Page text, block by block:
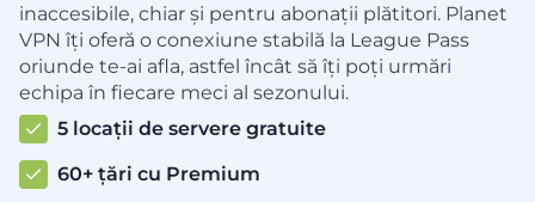
inaccesibile, chiar și pentru abonații plătitori. Planet
VPN îți oferă o conexiune stabilă la League Pass
oriunde te-ai afla, astfel încât să îți poți urmări
echipa în fiecare meci al sezonului.
5 locații de servere gratuite
60+ țări cu Premium